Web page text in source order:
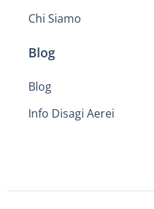
Chi Siamo
Blog
Blog
Info Disagi Aerei